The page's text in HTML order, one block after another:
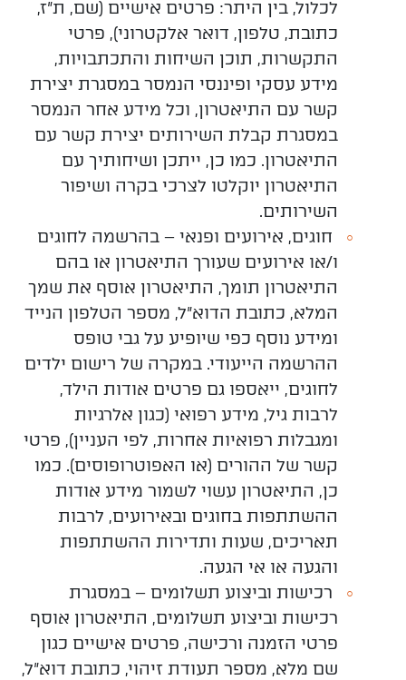
לכלול, בין היתר: פרטים אישיים (שם, ת"ז,
כתובת, טלפון, דואר אלקטרוני), פרטי
התקשרות, תוכן השיחות והתכתבויות,
מידע עסקי ופיננסי הנמסר במסגרת יצירת
קשר עם התיאטרון, וכל מידע אחר הנמסר
במסגרת קבלת השירותים יצירת קשר עם
התיאטרון. כמו כן, ייתכן ושיחותיך עם
התיאטרון יוקלטו לצרכי בקרה ושיפור
השירותים.
חוגים, אירועים ופנאי – בהרשמה לחוגים
ו/או אירועים שעורך התיאטרון או בהם
התיאטרון תומך, התיאטרון אוסף את שמך
המלא, כתובת הדוא"ל, מספר הטלפון הנייד
ומידע נוסף כפי שיופיע על גבי טופס
ההרשמה הייעודי. במקרה של רישום ילדים
לחוגים, ייאספו גם פרטים אודות הילד,
לרבות גיל, מידע רפואי (כגון אלרגיות
ומגבלות רפואיות אחרות, לפי העניין), פרטי
קשר של ההורים (או האפוטרופוסים). כמו
כן, התיאטרון עשוי לשמור מידע אודות
ההשתתפות בחוגים ובאירועים, לרבות
תאריכים, שעות ותדירות ההשתתפות
והגעה או אי הגעה.
רכישות וביצוע תשלומים – במסגרת
רכישות וביצוע תשלומים, התיאטרון אוסף
פרטי הזמנה ורכישה, פרטים אישיים כגון
שם מלא, מספר תעודת זיהוי, כתובת דוא"ל,